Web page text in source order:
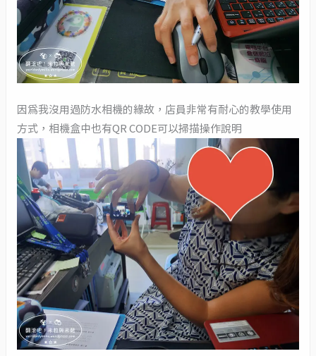
因為我沒用過防水相機的緣故，店員非常有耐心的教學使用
方式，相機盒中也有QR CODE可以掃描操作說明